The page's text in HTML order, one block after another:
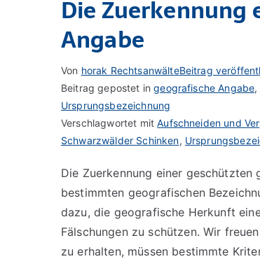
Die Zuerkennung
Angabe
Von horak RechtsanwälteBeitrag
Beitrag gepostet ingeografische Angabe,
Ursprungsbezeichnung
Verschlagwortet mitAufschneiden und
Schwarzwälder Schinken,
Die Zuerkennung einer
bestimmten geografischen
dazu, die geografische Herkunft
Fälschungen zu schützen. Wir
zu erhalten, müssen bestimmte